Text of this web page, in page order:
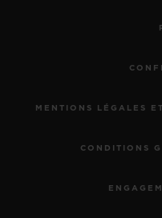
MENTIONS LÉGALES
CONDITIONS